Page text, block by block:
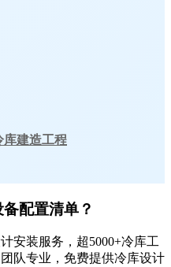
库建造工程
配置清单？
安装服务，超5000+冷库工
队专业，免费提供冷库设计